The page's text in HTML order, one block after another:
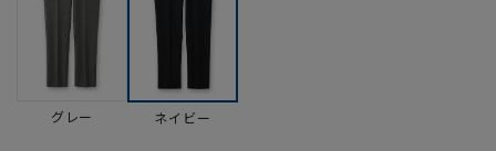
グレー ネイビー